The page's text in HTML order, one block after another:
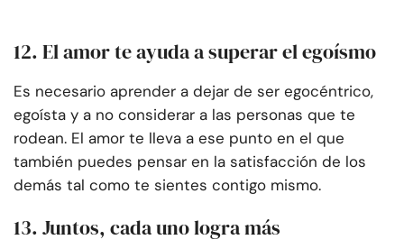
12. El amor te ayuda a superar el egoísmo
Es necesario aprender a dejar de ser egocéntrico,
egoísta y a no considerar a las personas que te
rodean. El amor te lleva a ese punto en el que
también puedes pensar en la satisfacción de los
demás tal como te sientes contigo mismo.
13. Juntos, cada uno logra más